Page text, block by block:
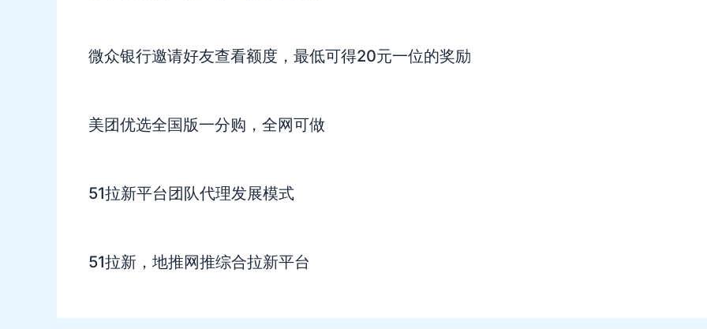
微众银行邀请好友查看额度，最低可得20元一位的奖励
美团优选全国版一分购，全网可做
51拉新平台团队代理发展模式
51拉新，地推网推综合拉新平台